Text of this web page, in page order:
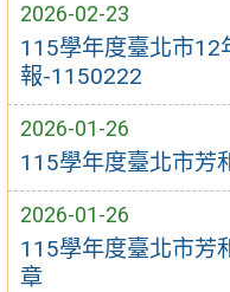
2026-02-23
115學年度臺北市12
報-1150222
2026-01-26
115學年度臺北市芳
2026-01-26
115學年度臺北市芳
章